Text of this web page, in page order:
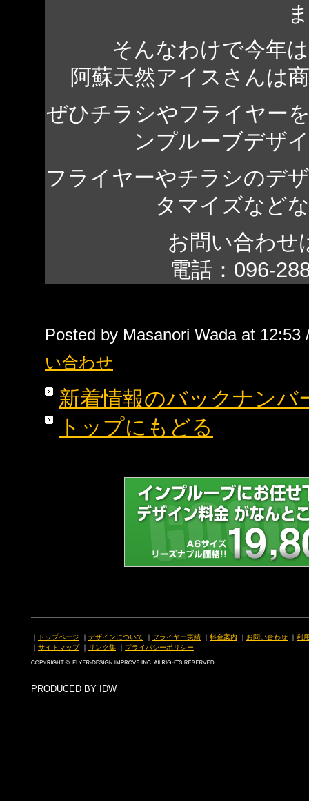
そんなわけで今年
阿蘇天然アイスさんは
ぜひチラシやフライヤー
ンプルーブデザ
フライヤーやチラシのデ
タマイズなど
お問い合わせ
電話：096-
Posted by Masanori Wada at
い合わせ
新着情報のバックナンバ
トップにもどる
トップページ デザインについて フライヤー実績 料金案内 お問い合わせ
利
サイトマップ リンク集 プライバシーポリシー
PRODUCED BY IDW